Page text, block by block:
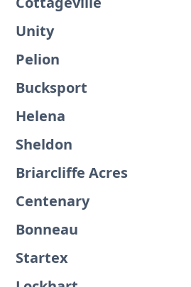
Unity
Pelion
Bucksport
Helena
Sheldon
Briarcliffe Acres
Centenary
Bonneau
Startex